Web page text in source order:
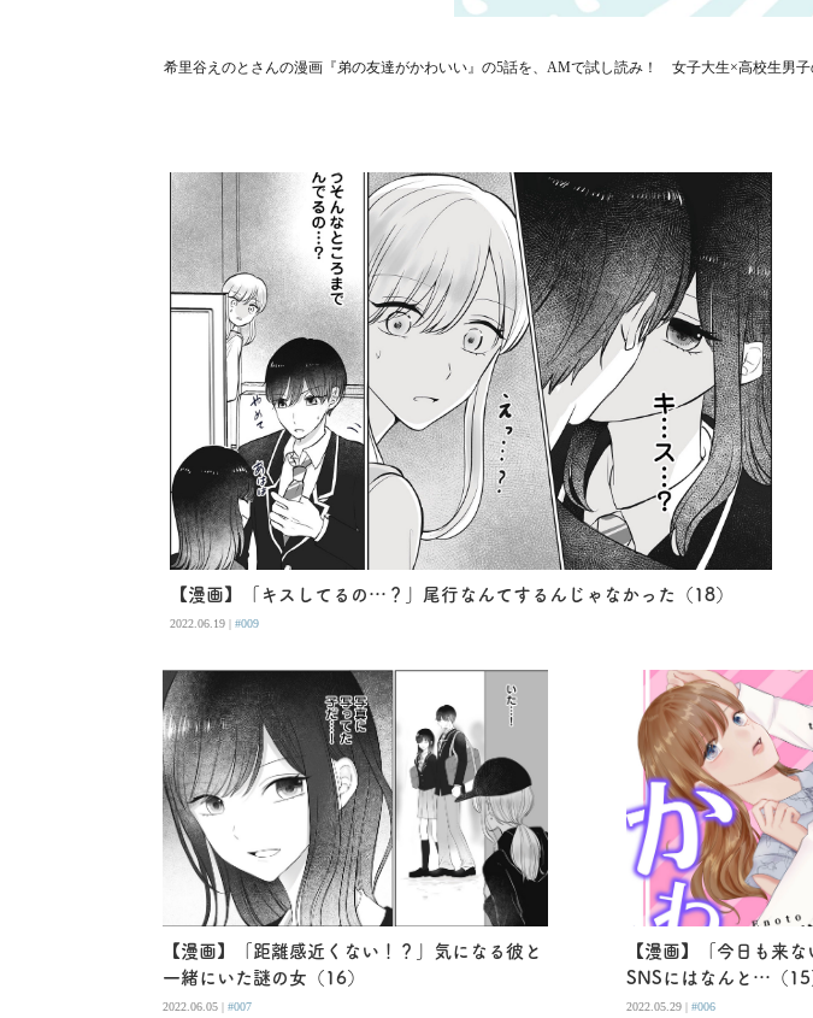
希里谷えのとさんの漫画『弟の友達がかわいい』の5話を、AMで試し読み！ 女子大生×高校生男子
【漫画】「キスしてるの…？」尾行なんてするんじゃなかった（18）
2022.06.19 | #009
【漫画】「距離感近くない！？」気になる彼と
一緒にいた謎の女（16）
2022.06.05 | #007
【漫画】「今日も来
SNSにはなんと…（15
2022.05.29 | #006